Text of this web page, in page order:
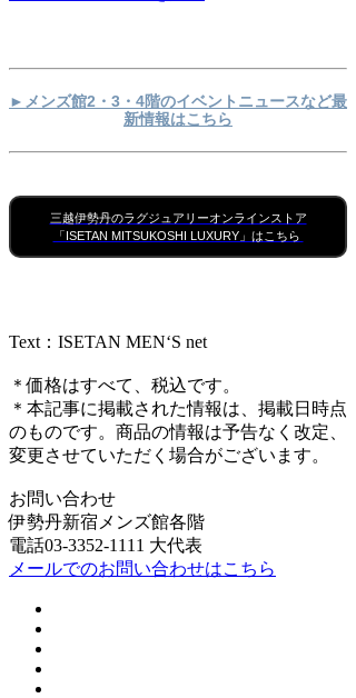
►メンズ館2・3・4階のイベントニュースなど最
新情報はこちら
三越伊勢丹のラグジュアリーオンラインストア
「ISETAN MITSUKOSHI LUXURY」はこちら
Text：ISETAN MEN‘S net
＊価格はすべて、税込です。
＊本記事に掲載された情報は、掲載日時点
のものです。商品の情報は予告なく改定、
変更させていただく場合がございます。
お問い合わせ
伊勢丹新宿メンズ館各階
電話03-3352-1111 大代表
メールでのお問い合わせはこちら